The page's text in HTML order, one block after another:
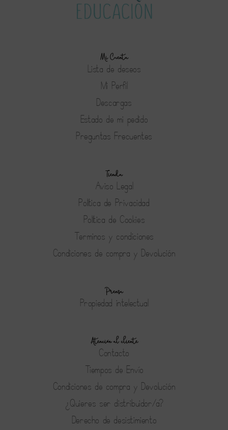
Mi Cuenta
Lista de deseos
Mi Perfil
Descargas
Estado de mi pedido
Preguntas Frecuentes
Tienda
Aviso Legal
Política de Privacidad
Política de Cookies
Terminos y condiciones
Condiciones de compra y Devolución
Prensa
Propiedad intelectual
Atención al cliente
Contacto
Tiempos de Envío
Condiciones de compra y Devolución
¿Quieres ser distribuidor/a?
Derecho de desistimiento